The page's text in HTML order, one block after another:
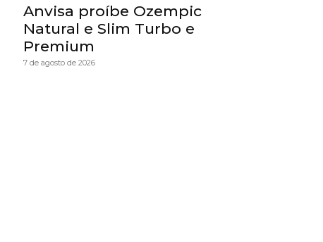
Anvisa proíbe Ozempic
Natural e Slim Turbo e
Premium
7 de agosto de 2026